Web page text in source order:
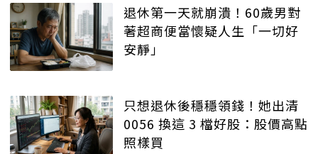
退休第一天就崩潰！60歲男對
著超商便當懷疑人生「一切好
安靜」
只想退休後穩穩領錢！她出清
0056 換這 3 檔好股：股價高點
照樣買